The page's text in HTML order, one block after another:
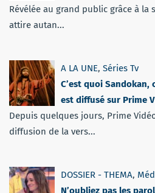
Révélée au grand public grâce à la
attire autan...
A LA UNE, Séries Tv
C’est quoi
est diffusé sur Prime
Depuis quelques jours, Prime
diffusion de la vers...
DOSSIER - THEMA,